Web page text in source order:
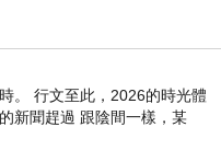
。 行文至此，2026的時光體
新聞趕過 跟陰間一樣，某